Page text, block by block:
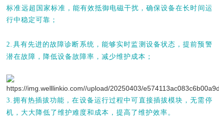
标准远超国家标准，能有效抵御电磁干扰，确保设备在长时间运
行中稳定可靠；
2.具有先进的故障诊断系统，能够实时监测设备状态，提前预警
潜在故障，降低设备故障率，减少维护成本；
3.拥有热插拔功能，在设备运行过程中可直接插拔模块，无需停
机，大大降低了维护难度和成本，提高了维护效率。